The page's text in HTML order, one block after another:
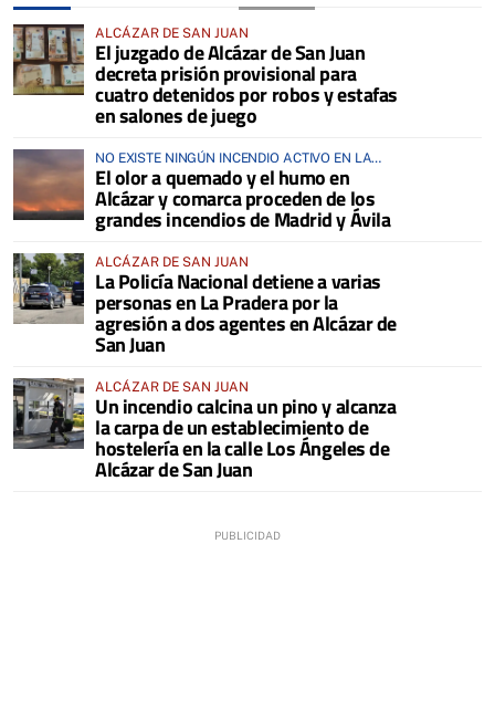
ALCÁZAR DE SAN JUAN
El juzgado de Alcázar de San Juan
decreta prisión provisional para
cuatro detenidos por robos y estafas
en salones de juego
NO EXISTE NINGÚN INCENDIO ACTIVO EN LA
COMARCA
El olor a quemado y el humo en
Alcázar y comarca proceden de los
grandes incendios de Madrid y Ávila
ALCÁZAR DE SAN JUAN
La Policía Nacional detiene a varias
personas en La Pradera por la
agresión a dos agentes en Alcázar de
San Juan
ALCÁZAR DE SAN JUAN
Un incendio calcina un pino y alcanza
la carpa de un establecimiento de
hostelería en la calle Los Ángeles de
Alcázar de San Juan